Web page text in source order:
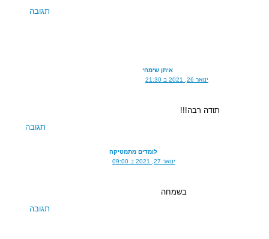
תגובה
איתן שימחי
ינואר 26, 2021 ב 21:30
תודה רבה!!!
תגובה
לומדים מתמטיקה
ינואר 27, 2021 ב 09:00
בשמחה
תגובה